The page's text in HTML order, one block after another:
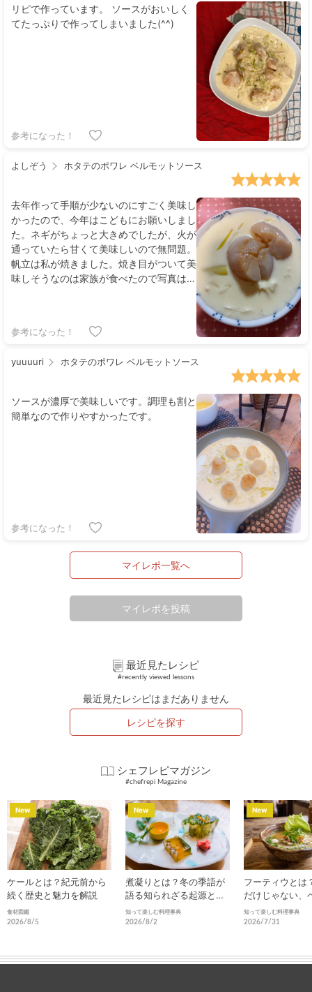
リピで作っています。 ソースがおいしく
てたっぷりで作ってしまいました(^^)
参考になった！
よしぞう ホタテのポワレ ベルモットソース
去年作って手順が少ないのにすごく美味し
かったので、今年はこどもにお願いしまし
た。ネギがちょっと大きめでしたが、火が
通っていたら甘くて美味しいので無問題。
帆立は私が焼きました。焼き目がついて美
味しそうなのは家族が食べたので写真は微
参考になった！
yuuuuri ホタテのポワレ ベルモットソース
ソースが濃厚で美味しいです。調理も割と
簡単なので作りやすかったです。
参考になった！
マイレポ一覧へ
マイレポを投稿
最近見たレシピ
#recently viewed lessons
最近見たレシピはまだありません
レシピを探す
シェフレピマガジン
#chefrepi Magazine
ケールとは？紀元前から
続く歴史と魅力を解説
食材図鑑
2026/8/5
New
煮凝りとは？冬の季語が
語る知られざる起源と進
化
知って楽しむ料理事典
2026/8/2
New
フーティウとは
だけじゃない、
南部の麺の魅力
知って楽しむ料理事典
2026/7/31
New